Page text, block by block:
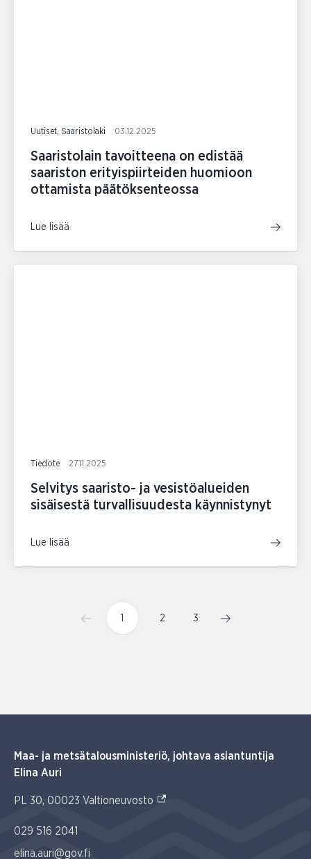
Uutiset, Saaristolaki 03.12.2025
Saaristolain tavoitteena on edistää
saariston erityispiirteiden huomioon
ottamista päätöksenteossa
Lue lisää
Tiedote 27.11.2025
Selvitys saaristo- ja vesistöalueiden
sisäisestä turvallisuudesta käynnistynyt
Lue lisää
1 2 3
Maa- ja metsätalousministeriö, johtava asiantuntija
Elina Auri
PL 30, 00023 Valtioneuvosto (Ulkoinen linkki)
029 516 2041
elina.auri@gov.fi